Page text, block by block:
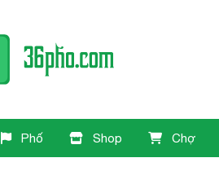
Phố Shop Chợ